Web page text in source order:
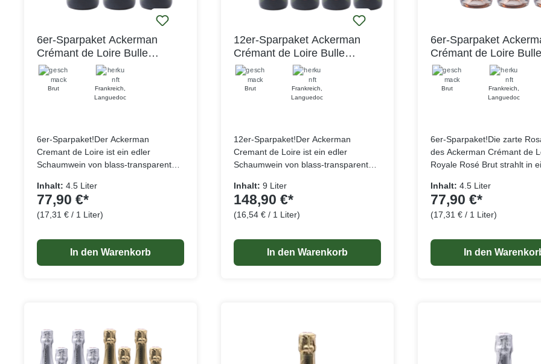
6er-Sparpaket Ackerman
Crémant de Loire Bulle
Royale Cuvée Privilège Brut
AOP
Brut Frankreich
Languedoc
6er-Sparpaket!Der Ackerman
Cremant de Loire ist ein edler
Schaumwein von blass-transparenter
smaragdgrünem Unterton. Er besticht
durch eine ausdrucksstarke und
subtile Mischung aus exotischen
und feinen Brioche-Noten. Die
harmonische Struktur zwischen Frucht
und Frische verleiht ihm eine knackige
Inhalt: 4.5 Liter
77,90 €*
(17,31 € / 1 Liter)
In den Warenkorb
12er-Sparpaket Ackerman
Crémant de Loire Bulle
Royale Cuvée Privilège Brut
AOP
Brut Frankreich
Languedoc
12er-Sparpaket!Der Ackerman
Cremant de Loire ist ein edler
Schaumwein von blass-transparenter
smaragdgrünem Unterton. Er besticht
durch eine ausdrucksstarke und
subtile Mischung aus exotischen
und feinen Brioche-Noten. Die
harmonische Struktur zwischen Frucht
und Frische verleiht ihm eine knackige
Inhalt: 9 Liter
148,90 €*
(16,54 € / 1 Liter)
In den Warenkorb
6er-Sparpaket
Crémant de Loire Bulle
Royale Cuvée
Brut AOP
Brut Frankreich
Languedoc
6er-Sparpaket!Die zarte
des Ackerman Crémant de
Royale Rosé Brut strahlt in
Noten kleiner roter Früchte
Himbeeren, rote
Walderdbeeren
Frische und Raffinesse.
exquisite Cuvée wird aus
ausgewählten Trauben im
Crémants widerspiegelt.
Inhalt: 4.5 Liter
77,90 €*
(17,31 € / 1 Liter)
In den